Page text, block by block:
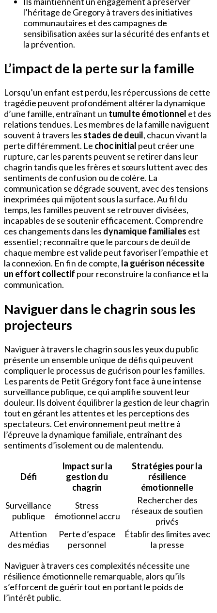
l’héritage de Gregory à travers des initiatives
communautaires et des campagnes de
sensibilisation axées sur la sécurité des enfants et
la prévention.
L’impact de la perte sur la famille
Lorsqu’un enfant est perdu, les répercussions de cette
tragédie peuvent profondément altérer la dynamique
d’une famille, entraînant un tumulte émotionnel et des
relations tendues. Les membres de la famille naviguent
souvent à travers les stades de deuil, chacun vivant la
perte différemment. Le choc initial peut créer une
rupture, car les parents peuvent se retirer dans leur
chagrin tandis que les frères et sœurs luttent avec des
sentiments de confusion ou de colère. La
communication se dégrade souvent, avec des tensions
inexprimées qui mijotent sous la surface. Au fil du
temps, les familles peuvent se retrouver divisées,
incapables de se soutenir efficacement. Comprendre
ces changements dans les dynamique familiales est
essentiel ; reconnaître que le parcours de deuil de
chaque membre est valide peut favoriser l’empathie et
la connexion. En fin de compte, la guérison nécessite
un effort collectif pour reconstruire la confiance et la
communication.
Naviguer dans le chagrin sous les
projecteurs
Naviguer à travers le chagrin sous les yeux du public
présente un ensemble unique de défis qui peuvent
compliquer le processus de guérison pour les familles.
Les parents de Petit Grégory font face à une intense
surveillance publique, ce qui amplifie souvent leur
douleur. Ils doivent équilibrer la gestion de leur chagrin
tout en gérant les attentes et les perceptions des
spectateurs. Cet environnement peut mettre à
l’épreuve la dynamique familiale, entraînant des
sentiments d’isolement ou de malentendu.
Défi
Impact sur la
gestion du
chagrin
Stratégies pour la
résilience
émotionnelle
Surveillance
publique
Stress
émotionnel accru
Rechercher des
réseaux de soutien
privés
Attention
des médias
Perte d’espace
personnel
Établir des limites avec
la presse
Naviguer à travers ces complexités nécessite une
résilience émotionnelle remarquable, alors qu’ils
s’efforcent de guérir tout en portant le poids de
l’intérêt public.